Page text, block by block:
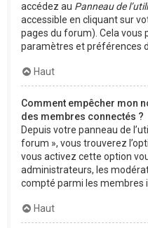
accédez au Panneau de
accessible en cliquant sur
pages du forum). Cela
paramètres et préférences
Haut
Comment empêcher mon
des membres connectés ?
Depuis votre panneau de
forum », vous trouverez
vous activez cette option
administrateurs, les
compté parmi les membres
Haut